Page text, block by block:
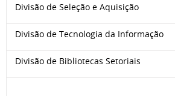
Divisão de Seleção e Aquisição
Divisão de Tecnologia da Informação
Divisão de Bibliotecas Setoriais